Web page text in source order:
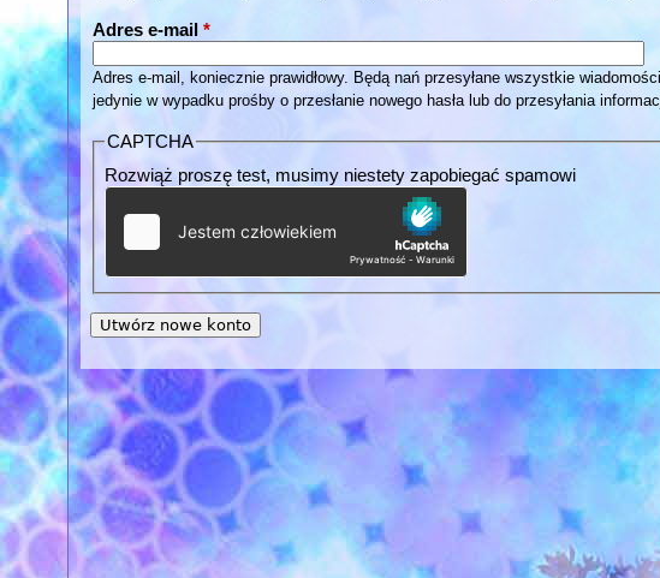
Adres e-mail*
Adres e-mail, koniecznie prawidłowy. Będą nań przesyłane wszystkie
jedynie w wypadku prośby o przesłanie nowego hasła lub do przesyłania
CAPTCHA
Rozwiąż proszę test, musimy niestety zapobiegać spamowi